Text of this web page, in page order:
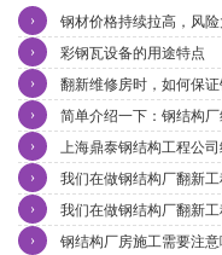
钢材价格持续拉高，风
›
彩钢瓦设备的用途特点
›
翻新维修房时，如何保
›
简单介绍一下：钢结构
›
上海鼎泰钢结构工程公
›
我们在做钢结构厂翻新
›
我们在做钢结构厂翻新
›
钢结构厂房施工需要注
›